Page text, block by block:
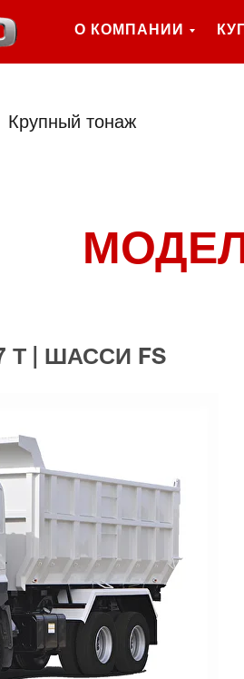
О КОМПАНИИ
Крупный тонаж
Т | ШАССИ FS